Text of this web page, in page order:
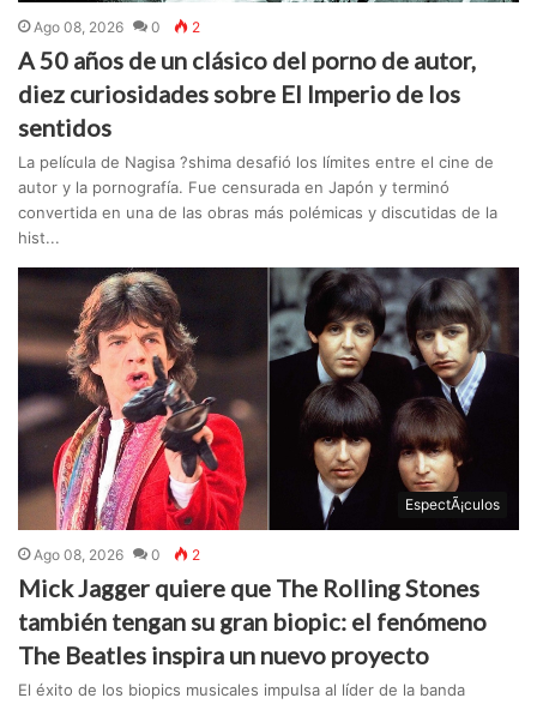
Ago 08, 2026 0 2
A 50 años de un clásico del porno de autor,
diez curiosidades sobre El Imperio de los
sentidos
La película de Nagisa ?shima desafió los límites entre el cine de
autor y la pornografía. Fue censurada en Japón y terminó
convertida en una de las obras más polémicas y discutidas de la
hist...
EspectÃ¡culos
Ago 08, 2026 0 2
Mick Jagger quiere que The Rolling Stones
también tengan su gran biopic: el fenómeno
The Beatles inspira un nuevo proyecto
El éxito de los biopics musicales impulsa al líder de la banda